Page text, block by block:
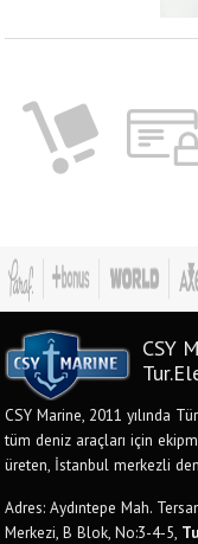
CSY
CSY Marine, 2011 yılında
tüm deniz araçları için
üreten, İstanbul merkezli
Adres: Aydıntepe Mah.
Merkezi, B Blok, No:3-4-5,